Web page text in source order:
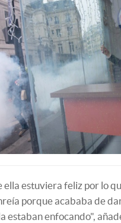
ella estuviera feliz por lo
porque acababa de
estaban enfocando",